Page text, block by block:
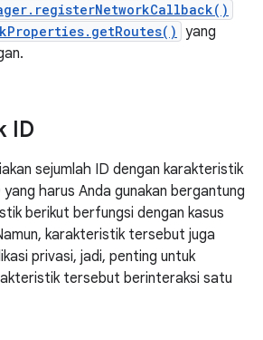
yang
ID
sejumlah ID dengan karakteristik
harus Anda gunakan bergantung
berikut berfungsi dengan kasus
karakteristik tersebut juga
privasi, jadi, penting untuk
tersebut berinteraksi satu